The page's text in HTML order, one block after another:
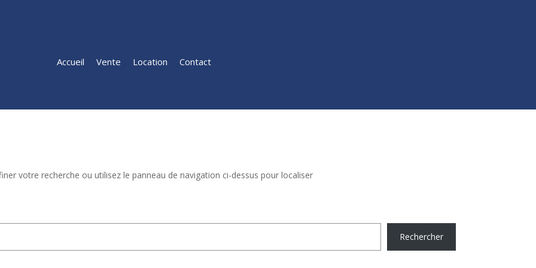
Accueil Vente Location Contact
votre recherche ou utilisez le panneau de navigation ci-dessus pour localiser
Rechercher